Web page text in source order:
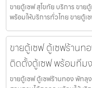
ขายตู้เซฟ สุโขทัย บริการ ขา
พร้อมให้บริการทั่วไทย ขายตู้เ
ขายตู้เซฟ ตู้เซฟร้าน
ติดตั้งตู้เซฟ พร้อมทีม
ขายตู้เซฟ ตู้เซฟร้านทอง พัท